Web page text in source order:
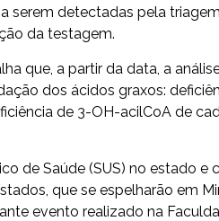
serem detectadas pela
da testagem.
que, a partir da data, a
dos ácidos graxos:
de 3-OH-acilCoA de
de Saúde (SUS) no estado
que se espelharão em
evento realizado na